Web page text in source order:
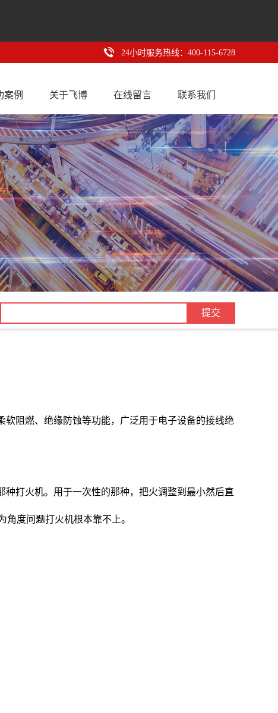
24小时服务热线：400-115-6728
案例 关于飞博 在线留言 联系我们
阻燃、绝缘防蚀等功能，广泛用于电子设备的接线绝
打火机。用于一次性的那种，把火调整到最小然后直
度问题打火机根本靠不上。